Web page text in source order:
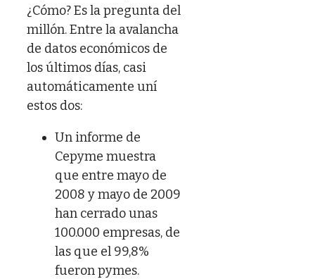
¿Cómo? Es la pregunta del
millón. Entre la avalancha
de datos económicos de
los últimos días, casi
automáticamente uní
estos dos:
Un informe de
Cepyme muestra
que entre mayo de
2008 y mayo de 2009
han cerrado unas
100.000 empresas, de
las que el 99,8%
fueron pymes.